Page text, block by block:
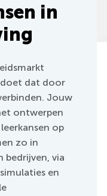
in
doet dat door
Jouw
ontwerpen
op
zo in
bedrijven, via
en